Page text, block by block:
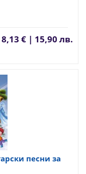
8,13 € | 15,90 лв.
песни за